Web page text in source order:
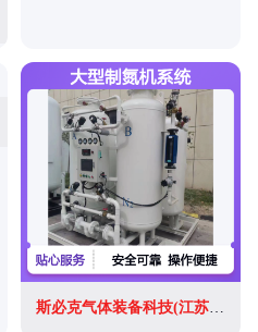
斯必克气体装备科技(江苏)集团有限公司